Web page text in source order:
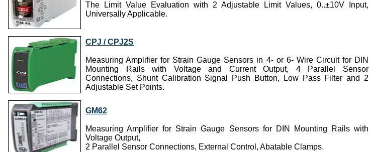
The Limit Value Evaluation with 2 Adjustable Limit Values, 0..±10V Input,
Universally Applicable.
CPJ / CPJ2S
Measuring Amplifier for Strain Gauge Sensors in 4- or 6- Wire Circuit for DIN
Mounting Rails with Voltage and Current Output, 4 Parallel Sensor
Connections, Shunt Calibration Signal Push Button, Low Pass Filter and 2
Adjustable Set Points.
GM62
Measuring Amplifier for Strain Gauge Sensors for DIN Mounting Rails with
Voltage Output,
2 Parallel Sensor Connections, External Control, Abatable Clamps.